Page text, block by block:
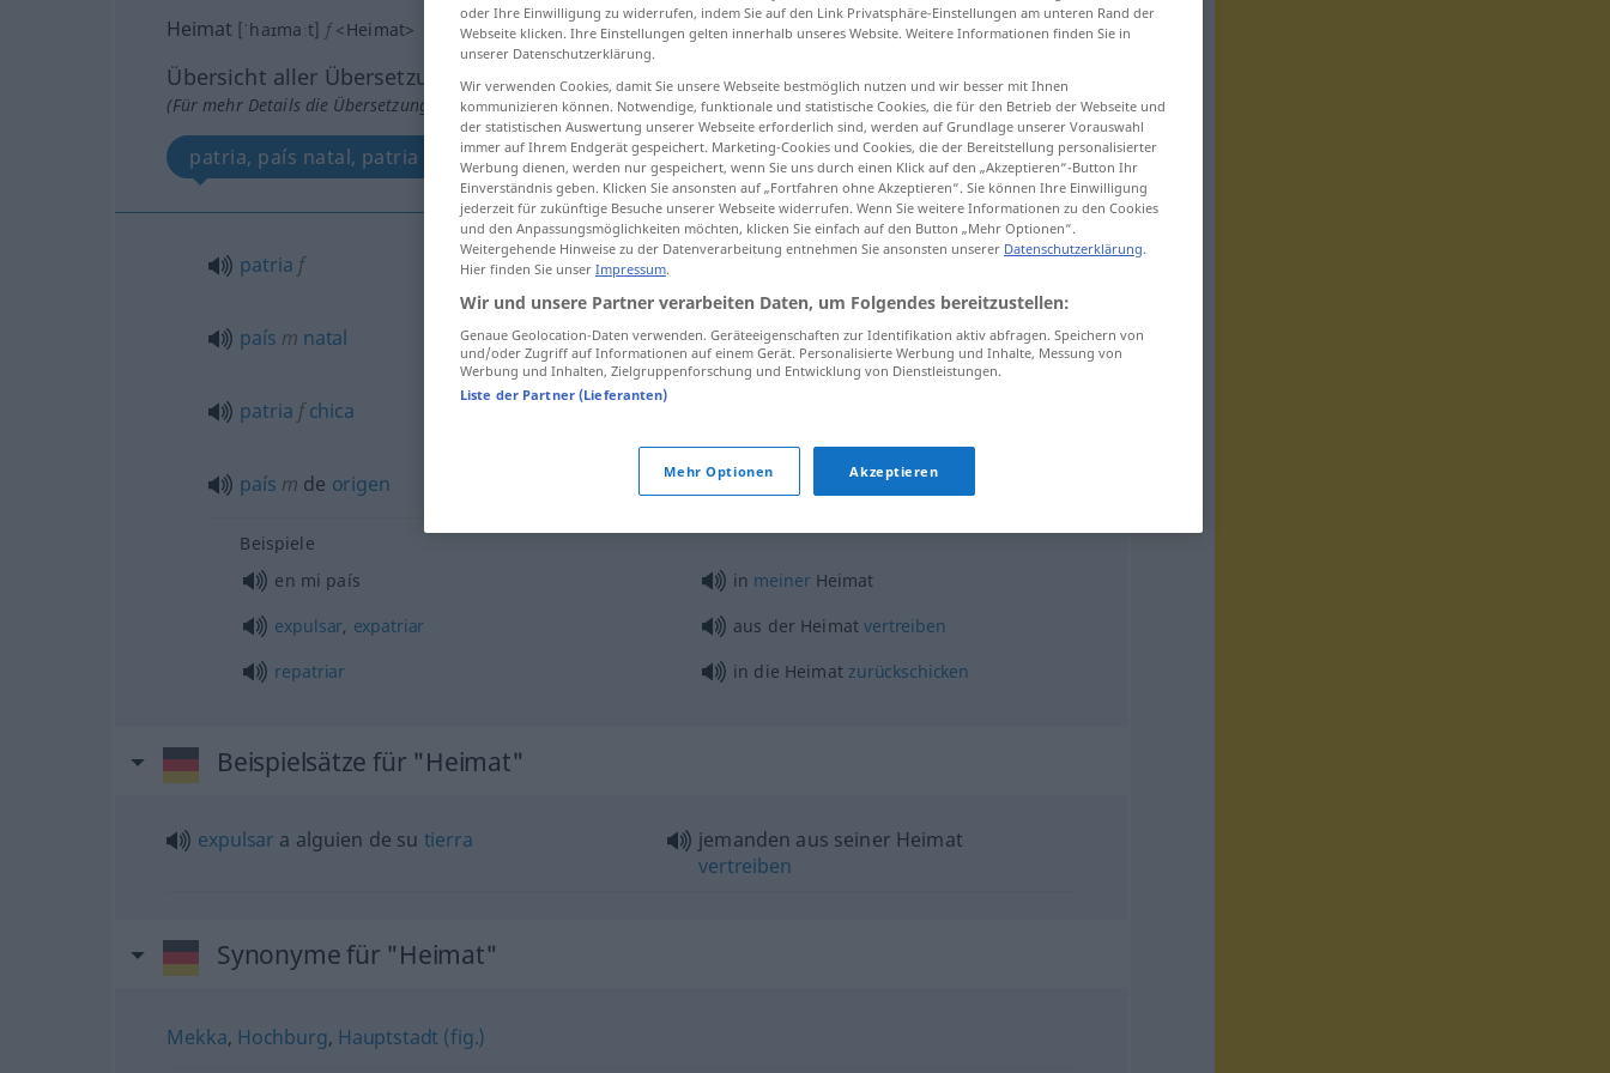
Heimat [ˈhaɪmaːt] f <Heimat>
Übersicht aller Übersetzungen
(Für mehr Details die Übersetzung anklicken/antippen)
patria, país natal, patria chica, país de origen
patria f Heimat
país m natal Heimat(≈ Heimatland)
patria fchica
país m de origen Heimat einer Spezialität
Beispiele
en mi país
in meinerHeimat
expulsar, expatriar aus der Heimatvertreiben
repatriar
in die Heimat zurückschicken
Beispielsätze für "Heimat"
expulsar a alguien de su tierra
jemanden aus seiner Heimat
vertreiben
Synonyme für "Heimat"
Mekka, Hochburg, Hauptstadt (fig.)
oder Ihre Einwilligung zu widerrufen, indem Sie auf den Link Privatsphäre-Einstellungen am unteren Rand der
Webseite klicken. Ihre Einstellungen gelten innerhalb unseres Website. Weitere Informationen finden Sie in
unserer Datenschutzerklärung.
Wir verwenden Cookies, damit Sie unsere Webseite bestmöglich nutzen und wir besser mit Ihnen
kommunizieren können. Notwendige, funktionale und statistische Cookies, die für den Betrieb der Webseite und
der statistischen Auswertung unserer Webseite erforderlich sind, werden auf Grundlage unserer Vorauswahl
immer auf Ihrem Endgerät gespeichert. Marketing-Cookies und Cookies, die der Bereitstellung personalisierter
Werbung dienen, werden nur gespeichert, wenn Sie uns durch einen Klick auf den „Akzeptieren“-Button Ihr
Einverständnis geben. Klicken Sie ansonsten auf „Fortfahren ohne Akzeptieren“. Sie können Ihre Einwilligung
jederzeit für zukünftige Besuche unserer Webseite widerrufen. Wenn Sie weitere Informationen zu den Cookies
und den Anpassungsmöglichkeiten möchten, klicken Sie einfach auf den Button „Mehr Optionen“.
Weitergehende Hinweise zu der Datenverarbeitung entnehmen Sie ansonsten unserer Datenschutzerklärung.
Hier finden Sie unser Impressum.
Wir und unsere Partner verarbeiten Daten, um Folgendes bereitzustellen:
Genaue Geolocation-Daten verwenden. Geräteeigenschaften zur Identifikation aktiv abfragen. Speichern von
und/oder Zugriff auf Informationen auf einem Gerät. Personalisierte Werbung und Inhalte, Messung von
Werbung und Inhalten, Zielgruppenforschung und Entwicklung von Dienstleistungen.
Liste der Partner (Lieferanten)
Mehr Optionen Akzeptieren